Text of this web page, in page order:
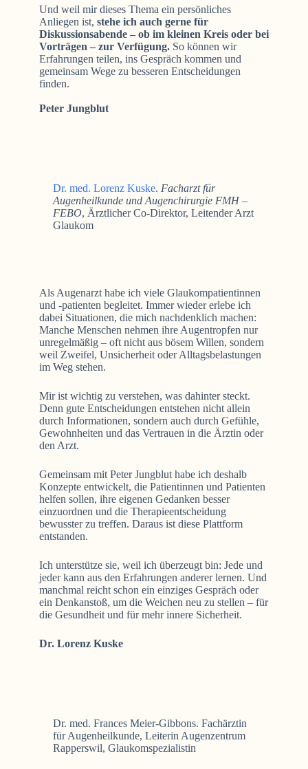
Und weil mir dieses Thema ein persönliches
Anliegen ist, stehe ich auch gerne für
Diskussionsabende – ob im kleinen Kreis oder bei
Vorträgen – zur Verfügung.So können wir
Erfahrungen teilen, ins Gespräch kommen und
gemeinsam Wege zu besseren Entscheidungen
finden.
Peter Jungblut
Dr. med. Lorenz Kuske. Facharzt für
Augenheilkunde und Augenchirurgie FMH –
FEBO, Ärztlicher Co-Direktor, Leitender Arzt
Glaukom
Als Augenarzt habe ich viele Glaukompatientinnen
und -patienten begleitet. Immer wieder erlebe ich
dabei Situationen, die mich nachdenklich machen:
Manche Menschen nehmen ihre Augentropfen nur
unregelmäßig – oft nicht aus bösem Willen, sondern
weil Zweifel, Unsicherheit oder Alltagsbelastungen
im Weg stehen.
Mir ist wichtig zu verstehen, was dahinter steckt.
Denn gute Entscheidungen entstehen nicht allein
durch Informationen, sondern auch durch Gefühle,
Gewohnheiten und das Vertrauen in die Ärztin oder
den Arzt.
Gemeinsam mit Peter Jungblut habe ich deshalb
Konzepte entwickelt, die Patientinnen und Patienten
helfen sollen, ihre eigenen Gedanken besser
einzuordnen und die Therapieentscheidung
bewusster zu treffen. Daraus ist diese Plattform
entstanden.
Ich unterstütze sie, weil ich überzeugt bin: Jede und
jeder kann aus den Erfahrungen anderer lernen. Und
manchmal reicht schon ein einziges Gespräch oder
ein Denkanstoß, um die Weichen neu zu stellen – für
die Gesundheit und für mehr innere Sicherheit.
Dr. Lorenz Kuske
Dr. med. Frances Meier-Gibbons. Fachärztin
für Augenheilkunde, Leiterin Augenzentrum
Rapperswil, Glaukomspezialistin